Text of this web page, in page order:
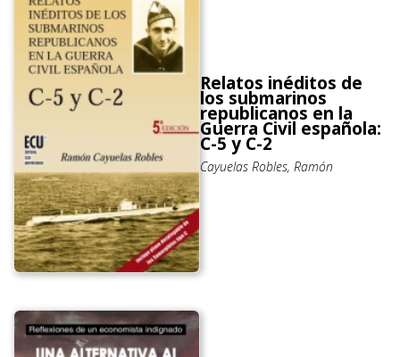
Relatos inéditos de
los submarinos
republicanos en la
Guerra Civil española:
C-5 y C-2
Cayuelas Robles, Ramón